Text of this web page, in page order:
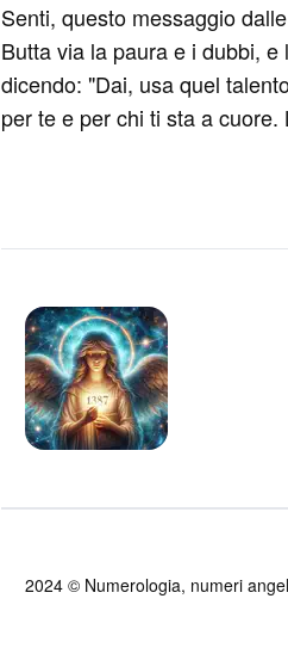
Senti, questo messaggio
Butta via la paura e i dubbi,
dicendo: "Dai, usa quel
per te e per chi ti sta a
2024 © Numerologia, numeri